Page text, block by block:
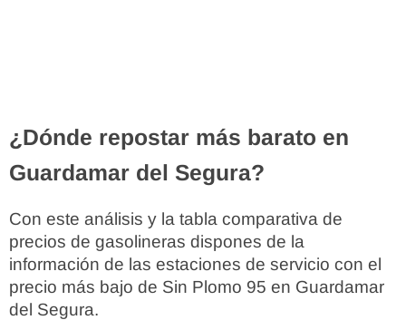
¿Dónde repostar más barato en
Guardamar del Segura?
Con este análisis y la tabla comparativa de
precios de gasolineras dispones de la
información de las estaciones de servicio con el
precio más bajo de Sin Plomo 95 en Guardamar
del Segura.